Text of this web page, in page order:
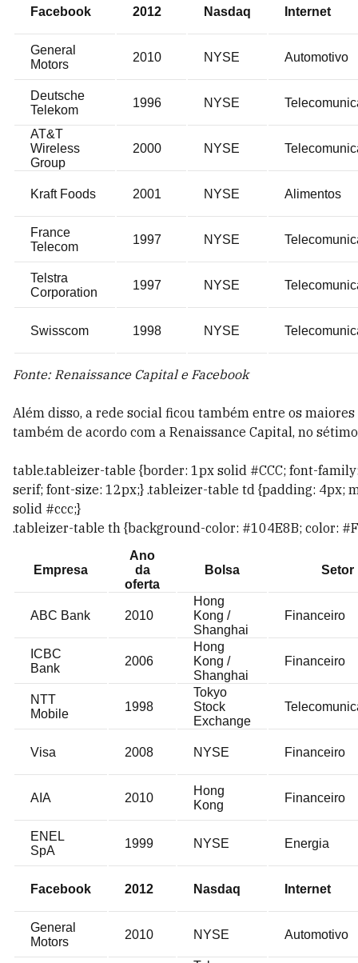
Facebook 2012 Nasdaq Internet
General
Motors
2010 NYSE Automotivo
Deutsche
Telekom
1996 NYSE
AT&T
Wireless
Group
2000 NYSE
Kraft Foods 2001 NYSE Alimentos
France
Telecom
1997 NYSE
Telstra
Corporation
1997 NYSE
Swisscom 1998 NYSE
Fonte: Renaissance Capital e Facebook
Além disso, a rede social ficou também entre os maiores
também de acordo com a Renaissance Capital, no
table.tableizer-table {border: 1px solid #CCC; font-
serif; font-size: 12px;} .tableizer-table td {padding: 4px;
solid #ccc;}
.tableizer-table th {background-color: #104E8B; color:
Empresa
Ano
da
oferta
Bolsa Setor
ABC Bank 2010
Hong
Kong /
Shanghai
Financeiro
ICBC
Bank
2006
Hong
Kong /
Shanghai
Financeiro
NTT
Mobile
1998
Tokyo
Stock
Exchange
Visa 2008 NYSE Financeiro
AIA 2010
Hong
Kong
Financeiro
ENEL
SpA
1999 NYSE Energia
Facebook 2012 Nasdaq Internet
General
Motors
2010 NYSE Automotivo